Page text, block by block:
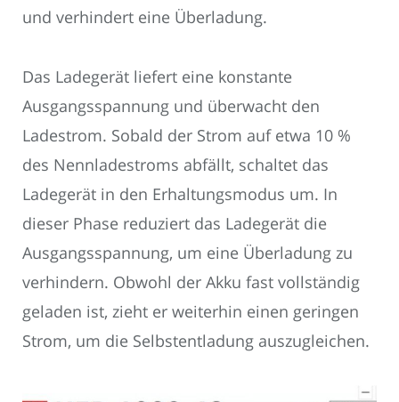
und verhindert eine Überladung.
Das Ladegerät liefert eine konstante
Ausgangsspannung und überwacht den
Ladestrom. Sobald der Strom auf etwa 10 %
des Nennladestroms abfällt, schaltet das
Ladegerät in den Erhaltungsmodus um. In
dieser Phase reduziert das Ladegerät die
Ausgangsspannung, um eine Überladung zu
verhindern. Obwohl der Akku fast vollständig
geladen ist, zieht er weiterhin einen geringen
Strom, um die Selbstentladung auszugleichen.